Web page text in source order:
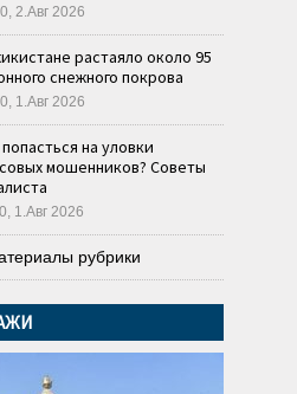
2.Авг 2026
растаяло около 95
снежного покрова
1.Авг 2026
на уловки
мошенников? Советы
1.Авг 2026
рубрики